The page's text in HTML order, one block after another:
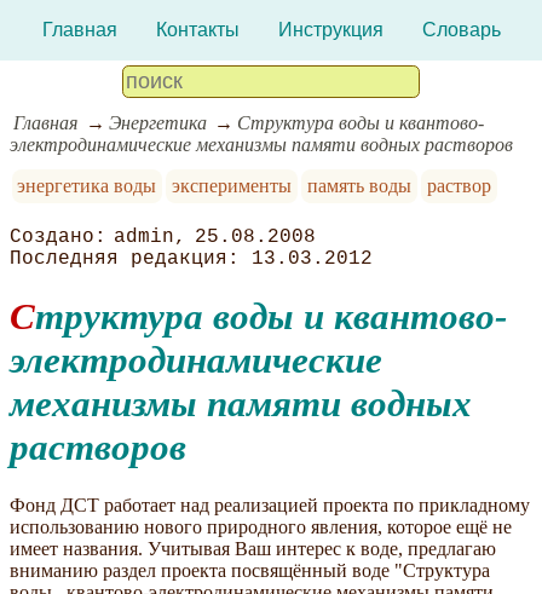
Главная Контакты Инструкция Словарь
Главная Энергетика
Структура воды и квантово-
электродинамические механизмы памяти водных растворов
энергетика воды
эксперименты память воды раствор
admin
25.08.2008
13.03.2012
Структура воды и квантово-
электродинамические
механизмы памяти водных
растворов
Фонд ДСТ работает над реализацией проекта по прикладному
использованию нового природного явления, которое ещё не
имеет названия. Учитывая Ваш интерес к воде, предлагаю
вниманию раздел проекта посвящённый воде "Структура